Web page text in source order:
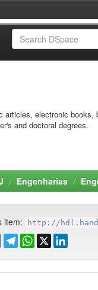
electronic books,
and doctoral degrees.
Engenharias
item: http://
EmailTelegramWhatsApp
X